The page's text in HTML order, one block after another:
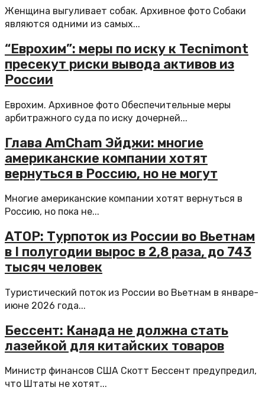
Женщина выгуливает собак. Архивное фото Собаки
являются одними из самых...
“Еврохим”: меры по иску к Tecnimont
пресекут риски вывода активов из
России
Еврохим. Архивное фото Обеспечительные меры
арбитражного суда по иску дочерней...
Глава AmCham Эйджи: многие
американские компании хотят
вернуться в Россию, но не могут
Многие американские компании хотят вернуться в
Россию, но пока не...
АТОР: Турпоток из России во Вьетнам
в I полугодии вырос в 2,8 раза, до 743
тысяч человек
Туристический поток из России во Вьетнам в январе-
июне 2026 года...
Бессент: Канада не должна стать
лазейкой для китайских товаров
Министр финансов США Скотт Бессент предупредил,
что Штаты не хотят...